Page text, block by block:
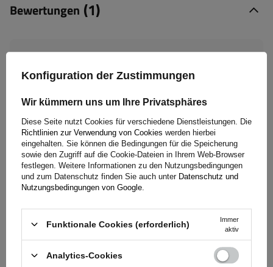
Bewertungen (1)
5/5
Anzahl der abgegebenen Bewertungen: 1
Bewertung abschicken
Für Ihre Bewertung erhalten Sie
Nur durch Kauf bestätigte Bewertungen anzeigen
5
(1)
Konfiguration der Zustimmungen
Wir kümmern uns um Ihre Privatsphäres
Diese Seite nutzt Cookies für verschiedene Dienstleistungen. Die
Richtlinien zur Verwendung von Cookies werden hierbei
eingehalten. Sie können die Bedingungen für die Speicherung
sowie den Zugriff auf die Cookie-Dateien in Ihrem Web-Browser
festlegen. Weitere Informationen zu den Nutzungsbedingungen
und zum Datenschutz finden Sie auch unter Datenschutz und
Nutzungsbedingungen von Google
Funktionale Cookies (erforderlich)
Immer
aktiv
Analytics-Cookies